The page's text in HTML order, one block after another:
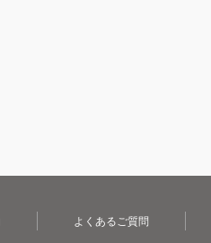
よくあるご質問